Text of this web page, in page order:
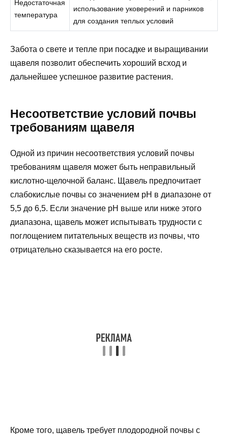
Недостаточная
температура
использование уковерений и парников
для создания теплых условий
Забота о свете и тепле при посадке и выращивании
щавеля позволит обеспечить хороший всход и
дальнейшее успешное развитие растения.
Несоответствие условий почвы
требованиям щавеля
Одной из причин несоответствия условий почвы
требованиям щавеля может быть неправильный
кислотно-щелочной баланс. Щавель предпочитает
слабокислые почвы со значением pH в диапазоне от
5,5 до 6,5. Если значение pH выше или ниже этого
диапазона, щавель может испытывать трудности с
поглощением питательных веществ из почвы, что
отрицательно сказывается на его росте.
Кроме того, щавель требует плодородной почвы с